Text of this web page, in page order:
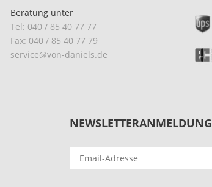
Beratung unter
Tel: 040 / 85 40 77 77
Fax: 040 / 85 40 77 79
service@von-daniels.de
NEWSLETTERANMELDUNG